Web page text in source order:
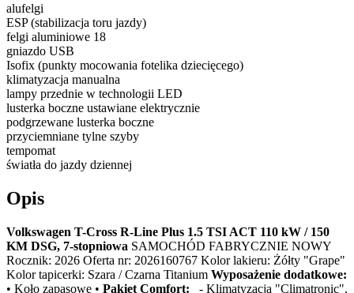
alufelgi
ESP (stabilizacja toru jazdy)
felgi aluminiowe 18
gniazdo USB
Isofix (punkty mocowania fotelika dziecięcego)
klimatyzacja manualna
lampy przednie w technologii LED
lusterka boczne ustawiane elektrycznie
podgrzewane lusterka boczne
przyciemniane tylne szyby
tempomat
światła do jazdy dziennej
Opis
Volkswagen T-Cross R-Line Plus 1.5 TSI ACT 110 kW / 150
KM DSG, 7-stopniowa SAMOCHÓD FABRYCZNIE NOWY
Rocznik: 2026 Oferta nr: 2026160767 Kolor lakieru: Żółty "Grape"
Kolor tapicerki: Szara / Czarna Titanium Wyposażenie dodatkowe:
• Koło zapasowe • Pakiet Comfort: - Klimatyzacja "Climatronic",